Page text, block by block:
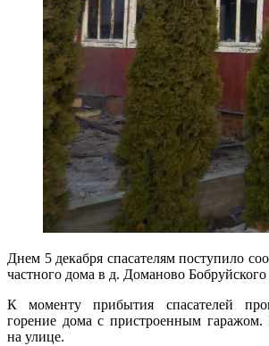
Днем 5 декабря спасателям поступило
частного дома в д. Доманово Бобруйского
К моменту прибытия спасателей
горение дома с пристроенным гаражом.
на улице.